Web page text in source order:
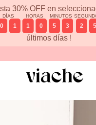
30% OFF en
DÍAS
0 1
HORAS
1 0
MINUTOS
5 3 2 4
últimos días !